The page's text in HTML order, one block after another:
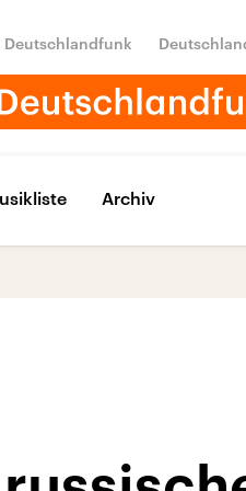
Deutschlandfunk
Archiv